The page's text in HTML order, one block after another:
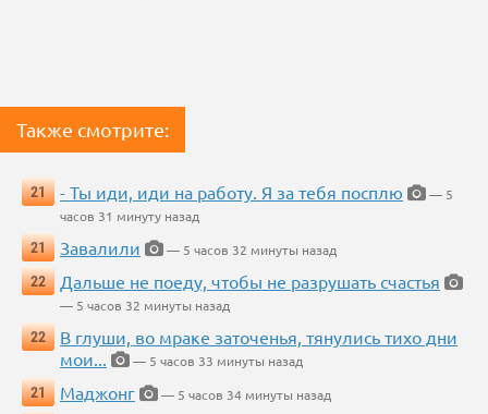
Также смотрите:
21 - Ты иди, иди на работу. Я за тебя посплю
— 5
часов 31 минуту назад
21
Завалили
— 5 часов 32 минуты назад
22
Дальше не поеду, чтобы не разрушать счастья
— 5 часов 32 минуты назад
22
В глуши, во мраке заточенья, тянулись тихо дни
мои...
— 5 часов 33 минуты назад
21
Маджонг
— 5 часов 34 минуты назад